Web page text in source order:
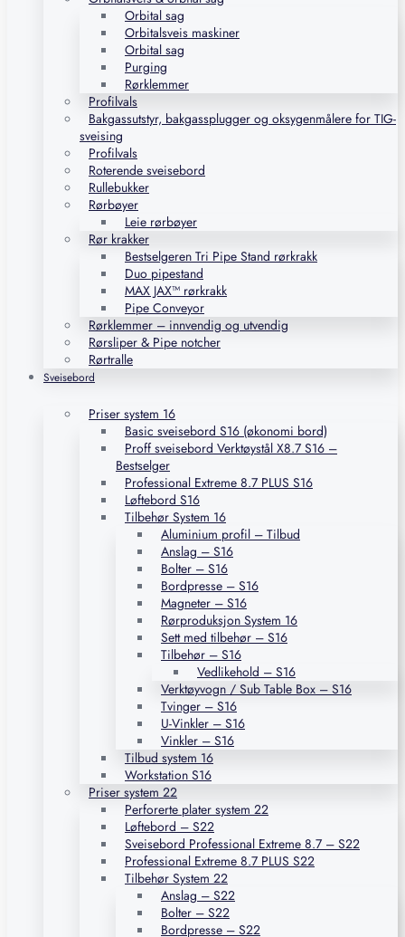
Orbital sag
Orbitalsveis maskiner
Orbital sag
Purging
Rørklemmer
Profilvals
Bakgassutstyr, bakgassplugger og oksygenmålere for TIG-
sveising
Profilvals
Roterende sveisebord
Rullebukker
Rørbøyer
Leie rørbøyer
Rør krakker
Bestselgeren Tri Pipe Stand rørkrakk
Duo pipestand
MAX JAX™ rørkrakk
Pipe Conveyor
Rørklemmer – innvendig og utvendig
Rørsliper & Pipe notcher
Rørtralle
Sveisebord
Priser system 16
Basic sveisebord S16 (økonomi bord)
Proff sveisebord Verktøystål X8.7 S16 –
Bestselger
Professional Extreme 8.7 PLUS S16
Løftebord S16
Tilbehør System 16
Aluminium profil – Tilbud
Anslag – S16
Bolter – S16
Bordpresse – S16
Magneter – S16
Rørproduksjon System 16
Sett med tilbehør – S16
Tilbehør – S16
Vedlikehold – S16
Verktøyvogn / Sub Table Box – S16
Tvinger – S16
U-Vinkler – S16
Vinkler – S16
Tilbud system 16
Workstation S16
Priser system 22
Perforerte plater system 22
Løftebord – S22
Sveisebord Professional Extreme 8.7 – S22
Professional Extreme 8.7 PLUS S22
Tilbehør System 22
Anslag – S22
Bolter – S22
Bordpresse – S22